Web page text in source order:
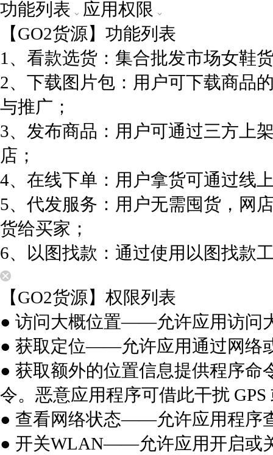
功能列表
应用权限
【GO2货源】功能列表
1、看款选货：集合批发市场女鞋
2、下载图片包：用户可下载商品
与推广；
3、发布商品：用户可通过三方上
店；
4、在线下单：用户拿货可通过线
5、代发服务：用户无需囤货，网
货给买家；
6、以图找款：通过使用以图找款
【GO2货源】权限列表
● 访问大概位置——允许应用访问
● 获取定位——允许应用通过网络
● 获取额外的位置信息提供程序
令。恶意应用程序可借此干扰
● 查看网络状态——允许应用程序
● 开关WLAN——允许应用开启或